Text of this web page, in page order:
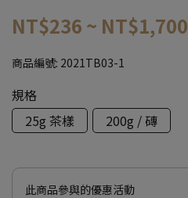
NT$236 ~ NT$1,700
商品編號: 2021TB03-1
規格
25g 茶樣
200g / 磚
此商品參與的優惠活動